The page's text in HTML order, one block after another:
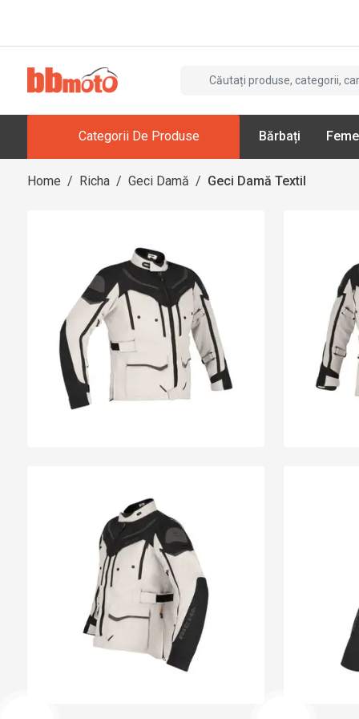
Categorii De Produse Bărbați
Home / Richa / Geci Damă / Geci Damă Textil